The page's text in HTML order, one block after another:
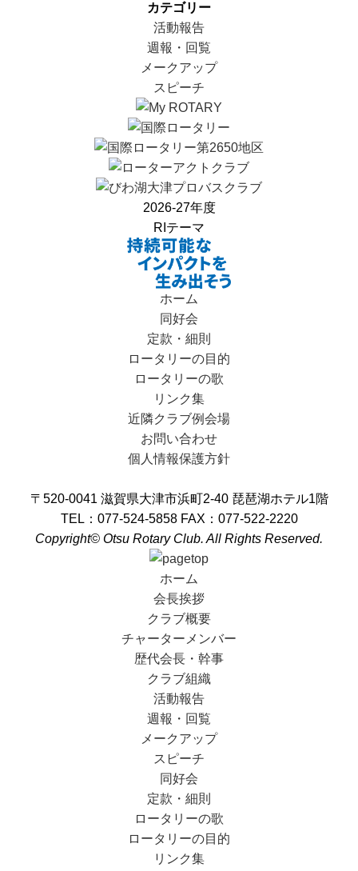
カテゴリー
活動報告
週報・回覧
メークアップ
スピーチ
2026-27年度
RIテーマ
ホーム
同好会
定款・細則
ロータリーの目的
ロータリーの歌
リンク集
近隣クラブ例会場
お問い合わせ
個人情報保護方針
〒520-0041 滋賀県大津市浜町2-40 琵琶湖ホテル1階
TEL：077-524-5858 FAX：077-522-2220
Copyright© Otsu Rotary Club. All Rights Reserved.
ホーム
会長挨拶
クラブ概要
チャーターメンバー
歴代会長・幹事
クラブ組織
活動報告
週報・回覧
メークアップ
スピーチ
同好会
定款・細則
ロータリーの歌
ロータリーの目的
リンク集